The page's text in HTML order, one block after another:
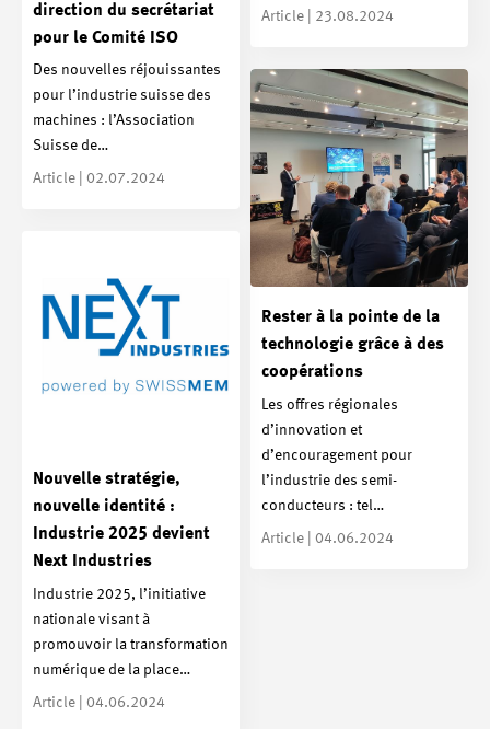
Article | 23.08.2024
direction du secrétariat
pour le Comité ISO
Des nouvelles réjouissantes
pour l’industrie suisse des
machines : l’Association
Suisse de…
Article | 02.07.2024
Rester à la pointe de la
technologie grâce à des
coopérations
Les offres régionales
d’innovation et
d’encouragement pour
l’industrie des semi-
conducteurs : tel…
Article | 04.06.2024
Nouvelle stratégie,
nouvelle identité :
Industrie 2025 devient
Next Industries
Industrie 2025, l’initiative
nationale visant à
promouvoir la transformation
numérique de la place…
Article | 04.06.2024